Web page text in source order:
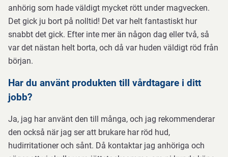
anhörig som hade väldigt mycket rött under magvecken.
Det gick ju bort på nolltid! Det var helt fantastiskt hur
snabbt det gick. Efter inte mer än någon dag eller två, så
var det nästan helt borta, och då var huden väldigt röd från
början.
Har du använt produkten till vårdtagare i ditt
jobb?
Ja, jag har använt den till många, och jag rekommenderar
den också när jag ser att brukare har röd hud,
hudirritationer och sånt. Då kontaktar jag anhöriga och